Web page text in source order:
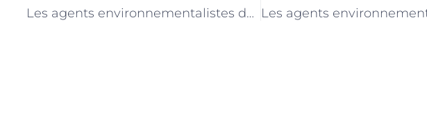
Les agents environnementalistes de Paris et la promotion de la mobilité électrique